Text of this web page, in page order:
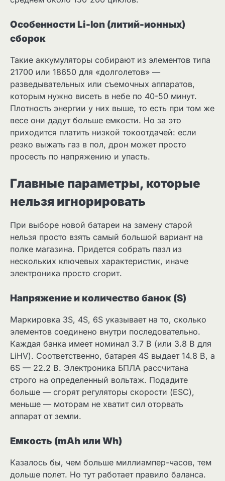
Особенности Li-Ion (литий-ионных)
сборок
Такие аккумуляторы собирают из элементов типа
21700 или 18650 для «долголетов» —
разведывательных или съемочных аппаратов,
которым нужно висеть в небе по 40-50 минут.
Плотность энергии у них выше, то есть при том же
весе они дадут больше емкости. Но за это
приходится платить низкой токоотдачей: если
резко выжать газ в пол, дрон может просто
просесть по напряжению и упасть.
Главные параметры, которые
нельзя игнорировать
При выборе новой батареи на замену старой
нельзя просто взять самый большой вариант на
полке магазина. Придется собрать пазл из
нескольких ключевых характеристик, иначе
электроника просто сгорит.
Напряжение и количество банок (S)
Маркировка 3S, 4S, 6S указывает на то, сколько
элементов соединено внутри последовательно.
Каждая банка имеет номинал 3.7 В (или 3.8 В для
LiHV). Соответственно, батарея 4S выдает 14.8 В, а
6S — 22.2 В. Электроника БПЛА рассчитана
строго на определенный вольтаж. Подадите
больше — сгорят регуляторы скорости (ESC),
меньше — моторам не хватит сил оторвать
аппарат от земли.
Емкость (mAh или Wh)
Казалось бы, чем больше миллиампер-часов, тем
дольше полет. Но тут работает правило баланса.